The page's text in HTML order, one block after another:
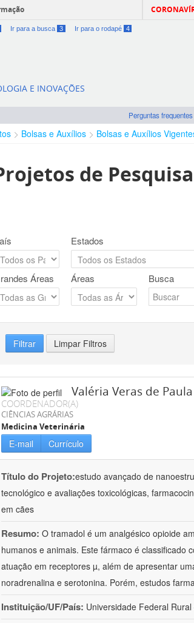
Ir para a busca 3 Ir para o rodapé 4
E INOVAÇÕES
Perguntas frequentes
Bolsas e Auxílios Bolsas e Auxílios
de Pesquisa
Estados
Áreas Áreas Busca
Filtrar Limpar Filtros
Valéria Veras de Paula
COORDENADOR(A)
CIÊNCIAS AGRÁRIAS
Medicina Veterinária
E-mail Currículo
Título do Projeto:estudo avançado de
tecnológico e avaliações toxicológicas,
em cães
Resumo: O tramadol é um analgésico opioide
humanos e animais. Este fármaco é classificado
atuação em receptores µ, além de apresentar
noradrenalina e serotonina. Porém, estudos
Instituição/UF/País: Universidade Federal